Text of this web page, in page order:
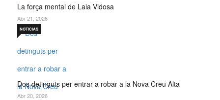
La força mental de Laia Vidosa
Abr 21, 2026
Dos detinguts per entrar a robar a la Nova Creu Alta
NOTICIAS
Abr 20, 2026